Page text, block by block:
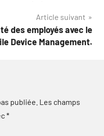
Article suivant
des employés avec le
Device Management.
publiée. Les champs
*